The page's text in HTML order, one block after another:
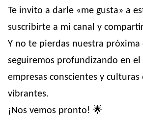
Te invito a darle «me gusta» a
suscribirte a mi canal y
Y no te pierdas nuestra
seguiremos profundizando en
empresas conscientes y culturas
vibrantes.
¡Nos vemos pronto! 🌟